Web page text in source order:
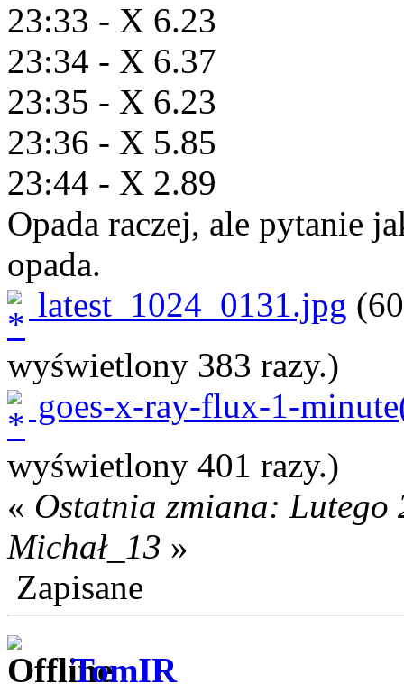
23:33 - X 6.23
23:34 - X 6.37
23:35 - X 6.23
23:36 - X 5.85
23:44 - X 2.89
Opada raczej, ale pytanie
opada.
latest_1024_0131.jpg
wyświetlony 383 razy.)
goes-x-ray-flux-1-
wyświetlony 401 razy.)
« Ostatnia zmiana: Lutego
Michał_13 »
Zapisane
TomIR